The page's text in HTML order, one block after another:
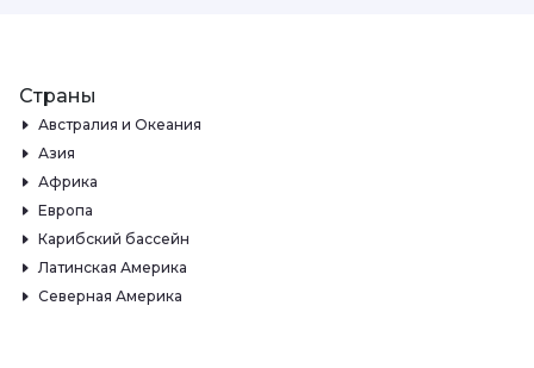
Страны
Австралия и Океания
Азия
Африка
Европа
Карибский бассейн
Латинская Америка
Северная Америка